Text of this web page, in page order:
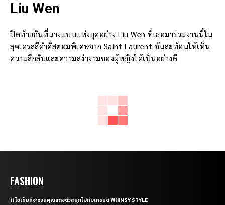
Liu Wen
ปิดท้ายกันที่นางแบบแห่งยุคอย่าง Liu Wen ที่เธอมาร่วมงานนี้ใน
ลุคเดรสสีดำคัสตอมพิเศษจาก Saint Laurent อันสะท้อนให้เห็น
ความลึกลับและความสง่างามของผู้หญิงได้เป็นอย่างดี
FASHION
11 ไอเท็มที่จะชวนคุณแต่งตัวสนุกไปกับเทรนด์ WHIMSY STYLE